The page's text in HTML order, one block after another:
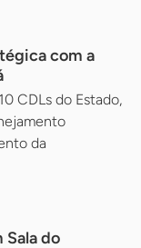
com a
CDLs do Estado,
da
do